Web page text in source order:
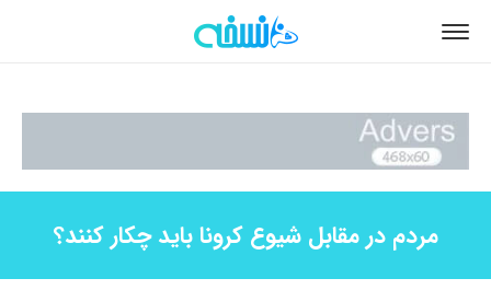
مردم در مقابل شیوع کرونا باید چکار کنند؟